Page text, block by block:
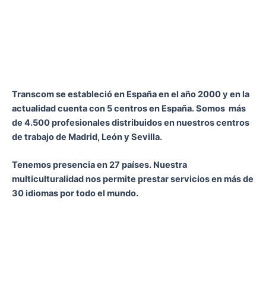
Transcom se estableció en España en el año 2000 y en la
actualidad cuenta con 5 centros en España. Somos más
de 4.500 profesionales distribuidos en nuestros centros
de trabajo de Madrid, León y Sevilla.
Tenemos presencia en 27 países. Nuestra
multiculturalidad nos permite prestar servicios en más de
30 idiomas por todo el mundo.